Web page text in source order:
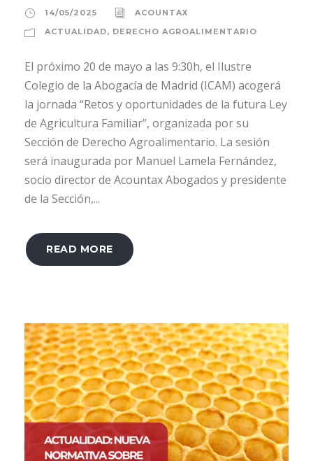
14/05/2025
ACOUNTAX
ACTUALIDAD, DERECHO AGROALIMENTARIO
El próximo 20 de mayo a las 9:30h, el Ilustre
Colegio de la Abogacía de Madrid (ICAM) acogerá
la jornada “Retos y oportunidades de la futura Ley
de Agricultura Familiar”, organizada por su
Sección de Derecho Agroalimentario. La sesión
será inaugurada por Manuel Lamela Fernández,
socio director de Acountax Abogados y presidente
de la Sección,...
READ MORE